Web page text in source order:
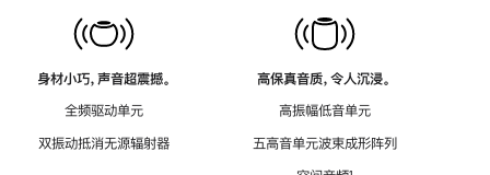
身材小巧，声音超震撼。
全频驱动单元
双振动抵消无源辐射器
高保真音质，令人沉浸。
高振幅低音单元
五高音单元波束成形阵列